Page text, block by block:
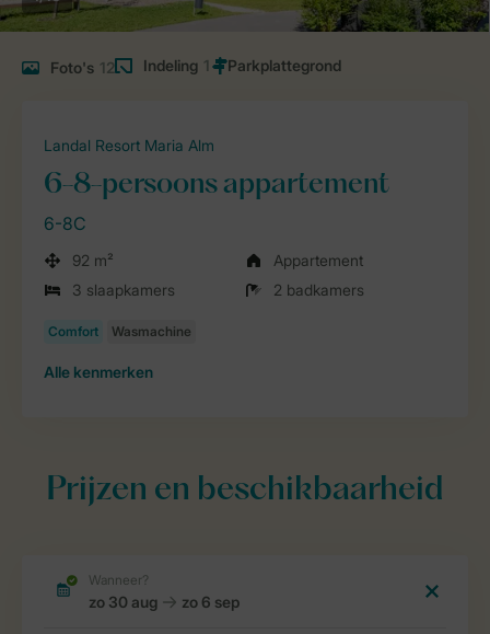
Foto's 12 Indeling 1
Landal Resort Maria Alm
6-8-persoons appartement
6-8C
92 m²
Appartement
3 slaapkamers
2 badkamers
Alle kenmerken
Prijzen en beschikbaarheid